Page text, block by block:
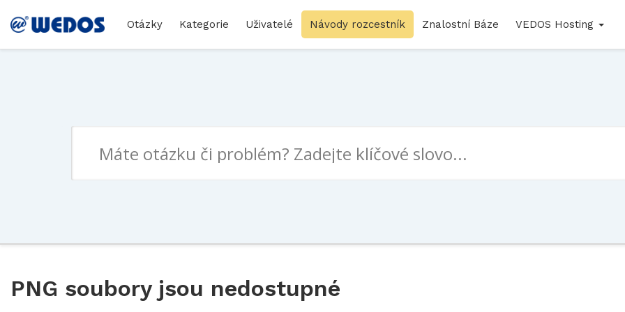
Otázky Kategorie Uživatelé Návody rozcestník Znalostní Báze VEDOS Hosting
PNG soubory jsou nedostupné